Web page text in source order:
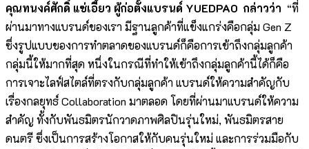
คุณทนงค์ศักดิ์ แซ่เอี้ยว ผู้ก่อตั้งแบรนด์ YUEDPAO กล่าวว่า “ที่
ผ่านมาทางแบรนด์ของเรา มีฐานลูกค้าที่แข็งแกร่งคือกลุ่ม Gen Z
ซึ่งรูปแบบของการทำตลาดของแบรนด์ก็คือการเข้าถึงกลุ่มลูกค้า
กลุ่มนี้ให้มากที่สุด หนึ่งในกรณีที่ทำให้เข้าถึงกลุ่มลูกค้านี้ได้ก็คือ
การเจาะไลฟ์สไตล์ที่ตรงกับกลุ่มลูกค้า แบรนด์ให้ความสำคัญกับ
เรื่องกลยุทธ์ Collaboration มาตลอด โดยที่ผ่านมาแบรนด์ให้ความ
สำคัญ ทั้งกับพันธมิตรนักวาดภาพศิลปินรุ่นใหม่, พันธมิตรสาย
ดนตรี ซึ่งเป็นการสร้างโอกาสให้กับคนรุ่นใหม่ และการร่วมมือกับ